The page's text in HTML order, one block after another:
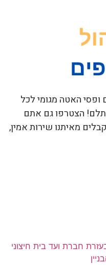
ופסי האטה מגומי לכל
הצטרפו גם אתם
מאיתנו שירות אמין,
חברת ועד בית חיצוני